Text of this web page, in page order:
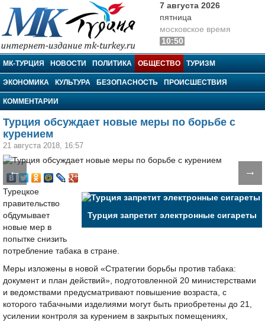
МК-Турция
7 августа 2026
пятница
московское время
10:50
МК-ТУРЦИЯ НОВОСТИ ПОЛИТИКА ОБЩЕСТВО ТУРИЗМ
ЭКОНОМИКА КУЛЬТУРА БЕЗОПАСНОСТЬ ПРОИСШЕСТВИЯ
КОММЕНТАРИИ
Турция обсуждает новые меры по борьбе с
курением
21 августа 2018, 16:57
← →
Турция запретит электронные сигареты
Турецкое
правительство
обдумывает
новые мер в
попытке снизить
потребление табака в стране.
Меры изложены в новой «Стратегии борьбы против табака:
документ и план действий», подготовленной 20 министерствами
и ведомствами предусматривают повышение возраста, с
которого табачными изделиями могут быть приобретены до 21,
усилении контроля за курением в закрытых помещениях,